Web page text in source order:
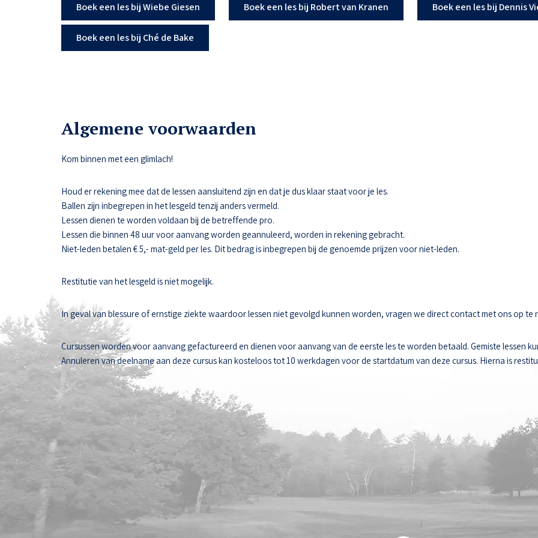
Boek een les bij Wiebe Giesen Boek een les bij Robert van Kranen Boek een les bij Dennis
Boek een les bij Ché de Bake
Algemene voorwaarden
Kom binnen met een glimlach!
Houd er rekening mee dat de lessen aansluitend zijn en dat je dus klaar staat voor je les.
Ballen zijn inbegrepen in het lesgeld tenzij anders vermeld.
Lessen dienen te worden voldaan bij de betreffende pro.
Lessen die binnen 48 uur voor aanvang worden geannuleerd, worden in rekening gebracht.
Niet-leden betalen € 5,- mat-geld per les. Dit bedrag is inbegrepen bij de genoemde prijzen voor niet-leden.
Restitutie van het lesgeld is niet mogelijk.
In geval van blessure of ernstige ziekte waardoor lessen niet gevolgd kunnen worden, vragen we direct contact met ons op te
Cursussen worden voor aanvang gefactureerd en dienen voor aanvang van de eerste les te worden betaald. Gemiste lessen
Annuleren van deelname aan deze cursus kan kosteloos tot 10 werkdagen voor de startdatum van deze cursus. Hierna is